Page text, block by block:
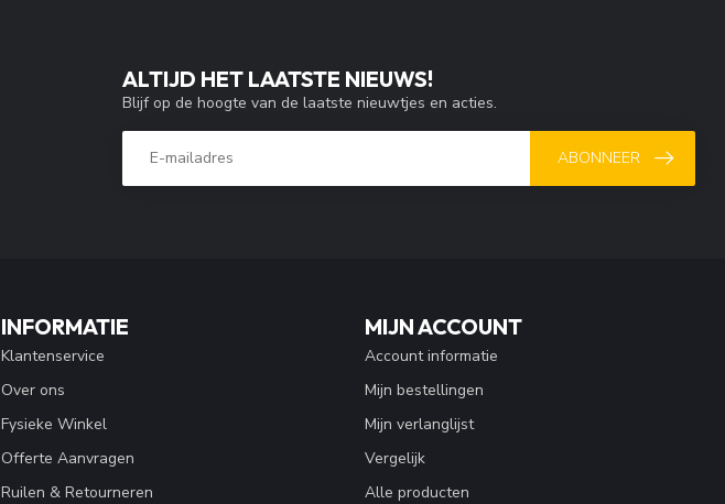
ALTIJD HET LAATSTE NIEUWS!
Blijf op de hoogte van de laatste nieuwtjes en acties.
ABONNEER
INFORMATIE
Klantenservice
Over ons
Fysieke Winkel
Offerte Aanvragen
Ruilen & Retourneren
MIJN ACCOUNT
Account informatie
Mijn bestellingen
Mijn verlanglijst
Vergelijk
Alle producten